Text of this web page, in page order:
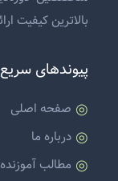
بالاترین کیفیت
پیوندهای سریع
صفحه اصلی
درباره ما
مطالب آموزنده